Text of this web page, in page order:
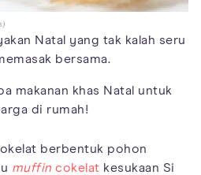
Natal yang tak kalah seru
bersama.
makanan khas Natal untuk
di rumah!
berbentuk pohon
muffin cokelat kesukaan Si